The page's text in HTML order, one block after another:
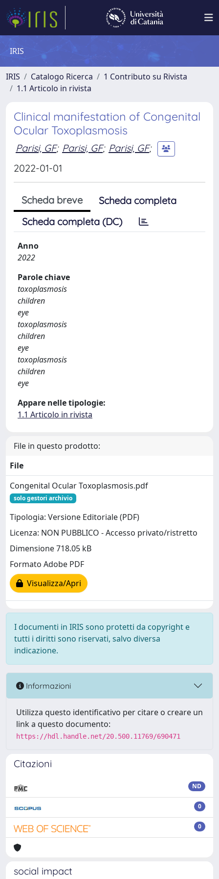
IRIS
IRIS Catalogo Ricerca
1 Contributo su Rivista
1.1 Articolo in rivista
Clinical manifestation of Congenital
Ocular Toxoplasmosis
Parisi, GF; Parisi, GF; Parisi, GF;
2022-01-01
Scheda breve
Scheda completa
Scheda completa (DC)
Anno
2022
Parole chiave
toxoplasmosis
children
eye
toxoplasmosis
children
eye
toxoplasmosis
children
eye
Appare nelle tipologie:
1.1 Articolo in rivista
File in questo prodotto:
File
Congenital Ocular Toxoplasmosis.pdf
solo gestori archivio
Tipologia: Versione Editoriale (PDF)
Licenza: NON PUBBLICO - Accesso privato/ristretto
Dimensione 718.05 kB
Formato Adobe PDF
Visualizza/Apri
I documenti in IRIS sono protetti da copyright e
tutti i diritti sono riservati, salvo diversa
indicazione.
Informazioni
Utilizza questo identificativo per citare o creare un
link a questo documento:
https://hdl.handle.net/20.500.11769/690471
Citazioni
ND
0
0
social impact